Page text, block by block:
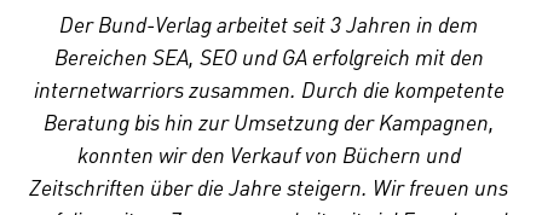
Der Bund-Verlag arbeitet seit 3 Jahren in dem
Bereichen SEA, SEO und GA erfolgreich mit den
internetwarriors zusammen. Durch die kompetente
Beratung bis hin zur Umsetzung der Kampagnen,
konnten wir den Verkauf von Büchern und
Zeitschriften über die Jahre steigern. Wir freuen uns